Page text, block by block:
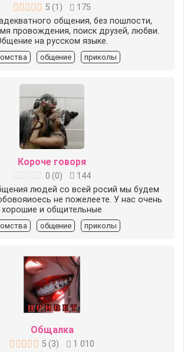
5 (1 )
175
общения, без пошлости,
провождения, поиск друзей, любви.
на русском языке.
общение приколы
Короче говоря
0 (0)
144
людей со всей росий мы будем
не пожелеете. У нас очень
хорошие и общительные
общение приколы
Общалка
5 (3)
1 010